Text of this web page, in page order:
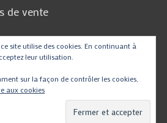
de vente
site utilise des cookies. En continuant à
leur utilisation.
sur la façon de contrôler les cookies,
aux cookies